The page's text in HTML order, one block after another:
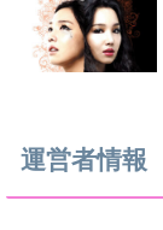
運営者情報